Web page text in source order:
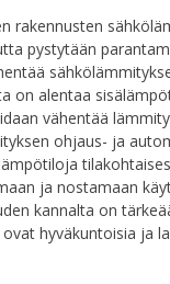
rakennusten
pystytään
on alentaa
vähentää
ohjaus- ja
ja nostamaan
kannalta on
hyväkuntoisia ja